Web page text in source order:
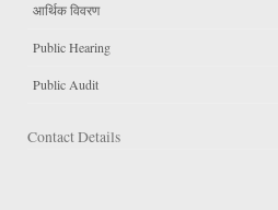
आर्थिक विवरण
Public Hearing
Public Audit
Contact Details